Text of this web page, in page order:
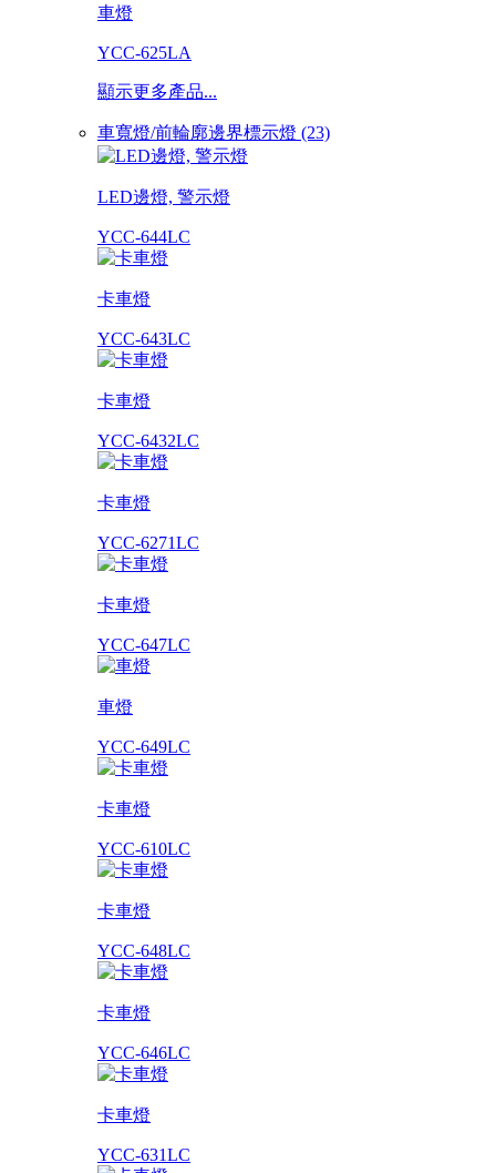
車燈
YCC-625LA
顯示更多產品...
車寬燈/前輪廓邊界標示燈 (23)
LED邊燈, 警示燈
YCC-644LC
卡車燈
YCC-643LC
卡車燈
YCC-6432LC
卡車燈
YCC-6271LC
卡車燈
YCC-647LC
車燈
YCC-649LC
卡車燈
YCC-610LC
卡車燈
YCC-648LC
卡車燈
YCC-646LC
卡車燈
YCC-631LC